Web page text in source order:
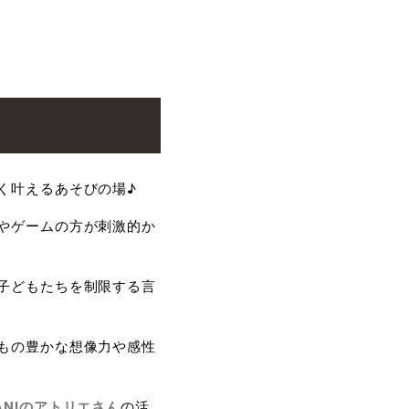
叶えるあそびの場♪
ゲームの方が刺激的か
どもたちを制限する言
の豊かな想像力や感性